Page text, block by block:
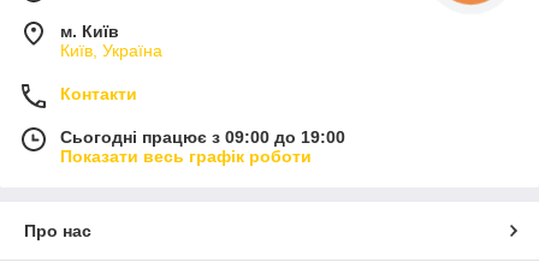
м. Київ
Київ, Україна
Контакти
Сьогодні працює з 09:00 до 19:00
Показати весь графік роботи
Про нас